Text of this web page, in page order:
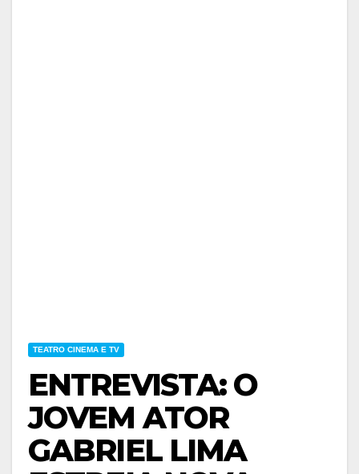
TEATRO CINEMA E TV
ENTREVISTA: O
JOVEM ATOR
GABRIEL LIMA